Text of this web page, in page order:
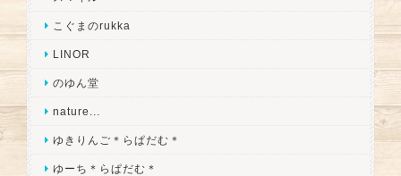
こぐまのrukka
LINOR
のゆん堂
nature...
ゆきりんご＊らぱだむ＊
ゆーち＊らぱだむ＊